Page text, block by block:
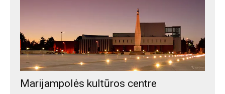
Marijampolės kultūros centre